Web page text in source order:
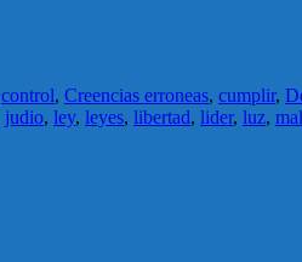
control, Creencias erroneas, cumplir,
judio, ley, leyes, libertad, lider, luz, mal